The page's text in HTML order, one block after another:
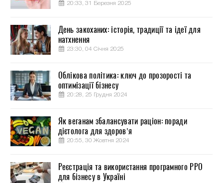
20:33, 31 Березня 2025
День закоханих: історія, традиції та ідеї для
натхнення
23:30, 04 Січня 2025
Облікова політика: ключ до прозорості та
оптимізації бізнесу
20:28, 25 Грудня 2024
Як веганам збалансувати раціон: поради
дієтолога для здоров’я
20:55, 30 Жовтня 2024
Реєстрація та використання програмного РРО
для бізнесу в Україні